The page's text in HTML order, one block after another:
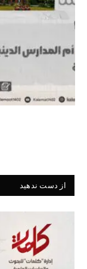
از دست ندهید